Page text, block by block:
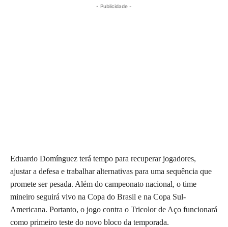
- Publicidade -
Eduardo Domínguez terá tempo para recuperar jogadores,
ajustar a defesa e trabalhar alternativas para uma sequência que
promete ser pesada. Além do campeonato nacional, o time
mineiro seguirá vivo na Copa do Brasil e na Copa Sul-
Americana. Portanto, o jogo contra o Tricolor de Aço funcionará
como primeiro teste do novo bloco da temporada.